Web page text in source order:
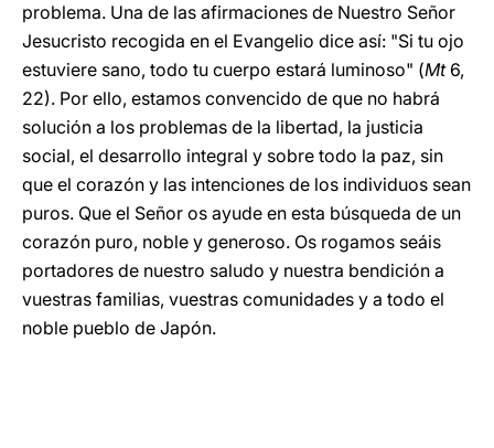
problema. Una de las afirmaciones de Nuestro Señor
Jesucristo recogida en el Evangelio dice así: "Si tu ojo
estuviere sano, todo tu cuerpo estará luminoso" (Mt6,
22). Por ello, estamos convencido de que no habrá
solución a los problemas de la libertad, la justicia
social, el desarrollo integral y sobre todo la paz, sin
que el corazón y las intenciones de los individuos sean
puros. Que el Señor os ayude en esta búsqueda de un
corazón puro, noble y generoso. Os rogamos seáis
portadores de nuestro saludo y nuestra bendición a
vuestras familias, vuestras comunidades y a todo el
noble pueblo de Japón.